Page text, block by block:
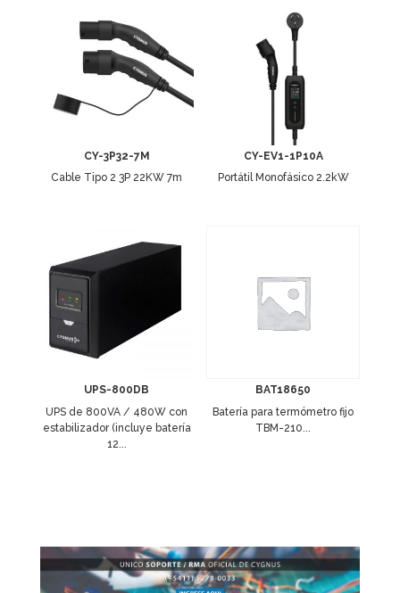
CY-3P32-7M
Cable Tipo 2 3P 22KW 7m
CY-EV1-1P10A
Portátil Monofásico 2.2kW
UPS-800DB
UPS de 800VA / 480W con
estabilizador (incluye batería
12...
BAT18650
Batería para termómetro fijo
TBM-210...